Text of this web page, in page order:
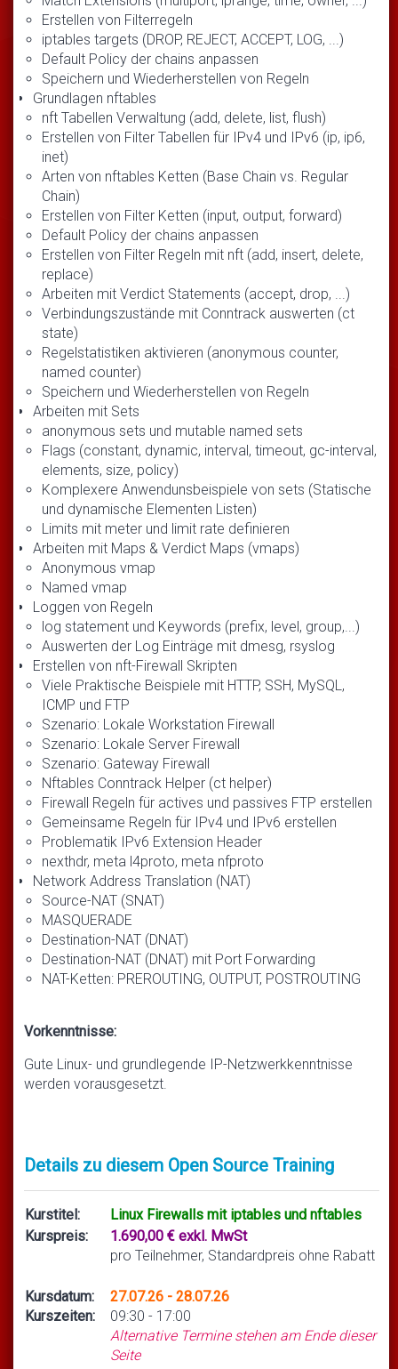
Erstellen von Filterregeln
iptables targets (DROP, REJECT, ACCEPT, LOG, ...)
Default Policy der chains anpassen
Speichern und Wiederherstellen von Regeln
Grundlagen nftables
nft Tabellen Verwaltung (add, delete, list, flush)
Erstellen von Filter Tabellen für IPv4 und IPv6 (ip, ip6,
inet)
Arten von nftables Ketten (Base Chain vs. Regular
Chain)
Erstellen von Filter Ketten (input, output, forward)
Default Policy der chains anpassen
Erstellen von Filter Regeln mit nft (add, insert, delete,
replace)
Arbeiten mit Verdict Statements (accept, drop, ...)
Verbindungszustände mit Conntrack auswerten (ct
state)
Regelstatistiken aktivieren (anonymous counter,
named counter)
Speichern und Wiederherstellen von Regeln
Arbeiten mit Sets
anonymous sets und mutable named sets
Flags (constant, dynamic, interval, timeout, gc-interval,
elements, size, policy)
Komplexere Anwendunsbeispiele von sets (Statische
und dynamische Elementen Listen)
Limits mit meter und limit rate definieren
Arbeiten mit Maps & Verdict Maps (vmaps)
Anonymous vmap
Named vmap
Loggen von Regeln
log statement und Keywords (prefix, level, group,...)
Auswerten der Log Einträge mit dmesg, rsyslog
Erstellen von nft-Firewall Skripten
Viele Praktische Beispiele mit HTTP, SSH, MySQL,
ICMP und FTP
Szenario: Lokale Workstation Firewall
Szenario: Lokale Server Firewall
Szenario: Gateway Firewall
Nftables Conntrack Helper (ct helper)
Firewall Regeln für actives und passives FTP erstellen
Gemeinsame Regeln für IPv4 und IPv6 erstellen
Problematik IPv6 Extension Header
nexthdr, meta l4proto, meta nfproto
Network Address Translation (NAT)
Source-NAT (SNAT)
MASQUERADE
Destination-NAT (DNAT)
Destination-NAT (DNAT) mit Port Forwarding
NAT-Ketten: PREROUTING, OUTPUT, POSTROUTING
Vorkenntnisse:
Gute Linux- und grundlegende IP-Netzwerkkenntnisse
werden vorausgesetzt.
Details zu diesem Open Source Training
Kurstitel:
Linux Firewalls mit iptables und nftables
Kurspreis:
1.690,00 € exkl. MwSt
pro Teilnehmer, Standardpreis ohne Rabatt
Kursdatum:
Kurszeiten:
27.07.26 - 28.07.26
09:30 - 17:00
Alternative Termine stehen am Ende dieser
Seite